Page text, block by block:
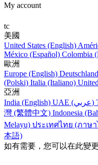
My account
tc
美國
United States (English)
México (Español) Colombia
歐洲
Europe (English)
(Polski) Italia (Italiano)
亞洲
India (English)
UAE (عربي)
灣 (繁體中文) Indonesia
Melayu) ประเทศไทย (ภาษ
本語)
如有需要，您可以在此變